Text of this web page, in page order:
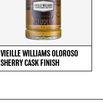
VIEILLE WILLIAMS OLOROSO
SHERRY CASK FINISH